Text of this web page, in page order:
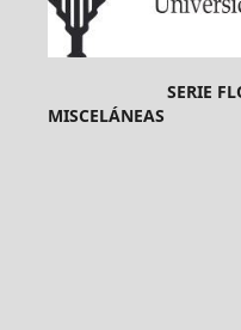
SERIE
MISCELÁNEAS